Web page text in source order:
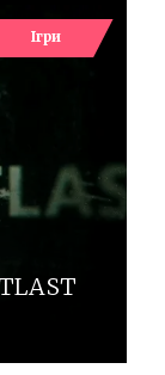
Ігри